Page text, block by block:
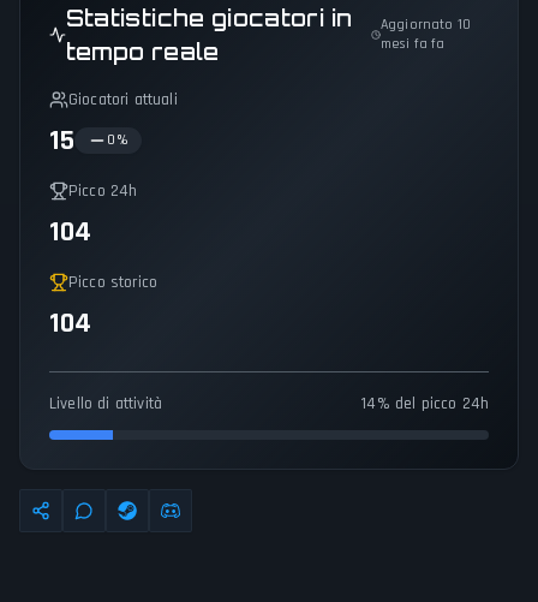
Statistiche giocatori in
tempo reale
Aggiornato 10
mesi fa fa
Giocatori attuali
15 0 %
Picco 24h
104
Picco storico
104
Livello di attività 14% del picco 24h